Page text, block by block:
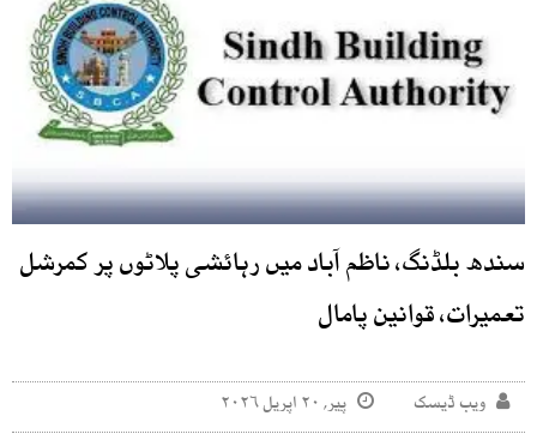
سندھ بلڈنگ، ناظم آباد میں رہائشی پلاٹوں پر کمرشل
تعمیرات، قوانین پامال
ویب ڈیسک پیر, ۲۰ اپریل ۲۰۲۶